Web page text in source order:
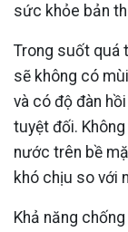
sức khỏe bản
Trong suốt quá
sẽ không có
và có độ đàn
tuyệt đối.
nước trên bề
khó chịu so với
Khả năng